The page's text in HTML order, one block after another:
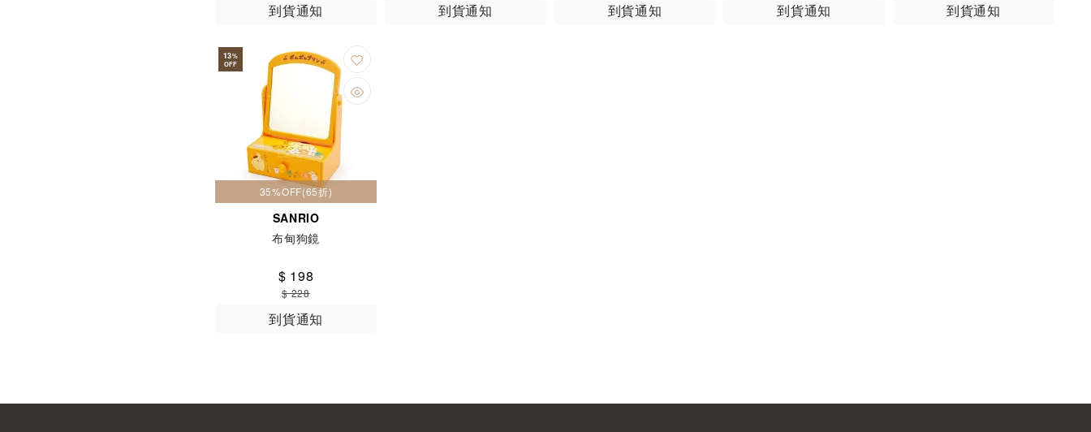
到貨通知 到貨通知 到貨通知 到貨通知 到貨通知
13%
OFF
35%OFF(65折)
SANRIO
布甸狗鏡
$ 198
$ 228
到貨通知